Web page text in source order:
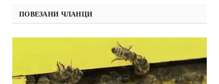
ПОВЕЗАНИ ЧЛАНЦИ